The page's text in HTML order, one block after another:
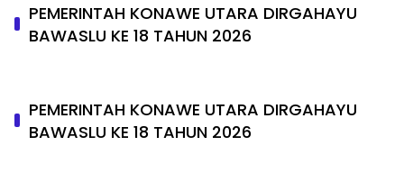
PEMERINTAH KONAWE UTARA DIRGAHAYU
BAWASLU KE 18 TAHUN 2026
PEMERINTAH KONAWE UTARA DIRGAHAYU
BAWASLU KE 18 TAHUN 2026